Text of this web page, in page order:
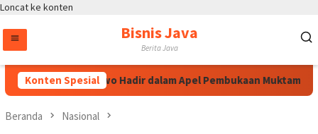
Loncat ke konten
Bisnis Java
Berita Java
Konten Spesial
Sigit Prabowo Hadir dalam Apel Pembukaan Muktamar XVI
Beranda Nasional